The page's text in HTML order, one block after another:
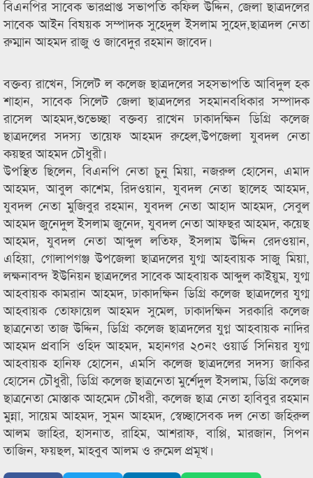
বিএনপির সাবেক ভারপ্রাপ্ত সভাপতি কফিল উদ্দিন, জেলা ছাত্রদলের
সাবেক আইন বিষয়ক সম্পাদক সুহেদুল ইসলাম সুহেদ,ছাত্রদল নেতা
রুম্মান আহমদ রাজু ও জাবেদুর রহমান জাবেদ।
বক্তব্য রাখেন, সিলেট ল কলেজ ছাত্রদলের সহসভাপতি আবিদুল হক
শাহান, সাবেক সিলেট জেলা ছাত্রদলের সহমানবধিকার সম্পাদক
রাসেল আহমদ,শুভেচ্ছা বক্তব্য রাখেন ঢাকাদক্ষিন ডিগ্রি কলেজ
ছাত্রদলের সদস্য তায়েফ আহমদ রুহেল,উপজেলা যুবদল নেতা
কয়ছর আহমদ চৌধুরী।
উপস্থিত ছিলেন, বিএনপি নেতা চুনু মিয়া, নজরুল হোসেন, এমাদ
আহমদ, আবুল কাশেম, রিদওয়ান, যুবদল নেতা ছালেহ আহমদ,
যুবদল নেতা মুজিবুর রহমান, যুবদল নেতা আহাদ আহমদ, সেবুল
আহমদ জুনেদুল ইসলাম জুনেদ, যুবদল নেতা আফছর আহমদ, কয়েছ
আহমদ, যুবদল নেতা আব্দুল লতিফ, ইসলাম উদ্দিন রেদওয়ান,
এহিয়া, গোলাপগঞ্জ উপজেলা ছাত্রদলের যুগ্ম আহবায়ক সাজু মিয়া,
লক্ষনাবন্দ ইউনিয়ন ছাত্রদলের সাবেক আহবায়ক আব্দুল কাইয়ুম, যুগ্ম
আহবায়ক কামরান আহমদ, ঢাকাদক্ষিন ডিগ্রি কলেজ ছাত্রদলের যুগ্ম
আহবায়ক তোফায়েল আহমদ সুমেল, ঢাকাদক্ষিন সরকারি কলেজ
ছাত্রনেতা তাজ উদ্দিন, ডিগ্রি কলেজ ছাত্রদলের যুগ্ন আহবায়ক নাদির
আহমদ প্রবাসি ওহিদ আহমদ, মহানগর ২০নং ওয়ার্ড সিনিয়র যুগ্ম
আহবায়ক হানিফ হোসেন, এমসি কলেজ ছাত্রদলের সদস্য জাকির
হোসেন চৌধুরী, ডিগ্রি কলেজ ছাত্রনেতা মুর্শেদুল ইসলাম, ডিগ্রি কলেজ
ছাত্রনেতা মোস্তাক আহমেদ চৌধরী, কলেজ ছাত্র নেতা হাবিবুর রহমান
মুন্না, সায়েম আহমদ, সুমন আহমদ, স্বেচ্ছাসেবক দল নেতা জহিরুল
আলম জাহির, হাসনাত, রাহিম, আশরাফ, বাপ্পি, মারজান, সিপন
তাজিন, ফয়ছল, মাহবুব আলম ও রুমেল প্রমূখ।